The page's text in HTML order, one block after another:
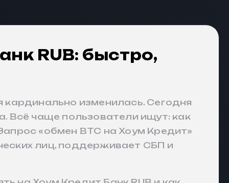
RUB: быстро,
кардинально изменилась. Сегодня
Всё чаще пользователи ищут: как
«обмен BTC на Хоум Кредит»
лиц, поддерживает СБП и